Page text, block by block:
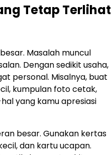
Tetap Terlihat
Masalah muncul
Dengan sedikit usaha,
personal. Misalnya, buat
kumpulan foto cetak,
yang kamu apresiasi
besar. Gunakan kertas
dan kartu ucapan.